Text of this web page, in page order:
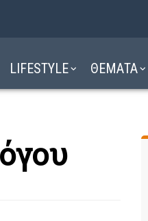
LIFESTYLE ΘΕΜΑΤΑ